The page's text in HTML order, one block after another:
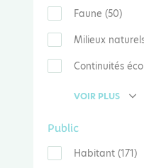
Faune (50)
Milieux
Continuités
VOIR PLUS
Public
Habitant (171)